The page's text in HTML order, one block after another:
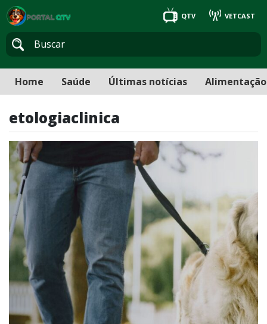
QTV VETCAST
Home Saúde Últimas notícias Alimentação
etologiaclinica